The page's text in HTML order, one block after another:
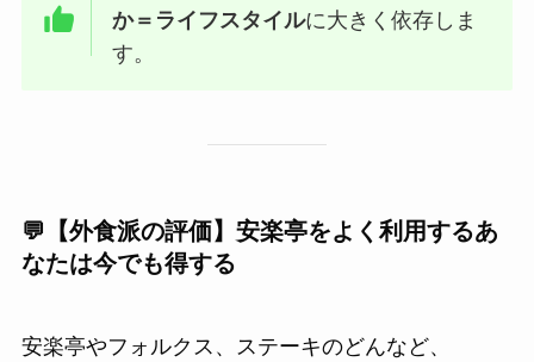
か＝ライフスタイルに大きく依存しま
す。
💬【外食派の評価】安楽亭をよく利用するあ
なたは今でも得する
安楽亭やフォルクス、ステーキのどんなど、